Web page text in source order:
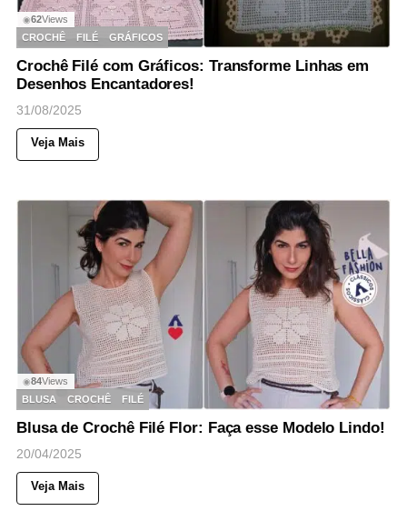
◉62Views
CROCHÊ
FILÉ GRÁFICOS
Crochê Filé com Gráficos: Transforme Linhas em
Desenhos Encantadores!
31/08/2025
Veja Mais
◉84Views
BLUSA
CROCHÊ FILÉ
Blusa de Crochê Filé Flor: Faça esse Modelo Lindo!
20/04/2025
Veja Mais